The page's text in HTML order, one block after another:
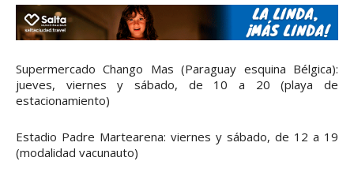
Supermercado Chango Mas (Paraguay esquina Bélgica):
jueves, viernes y sábado, de 10 a 20 (playa de
estacionamiento)
Estadio Padre Martearena: viernes y sábado, de 12 a 19
(modalidad vacunauto)